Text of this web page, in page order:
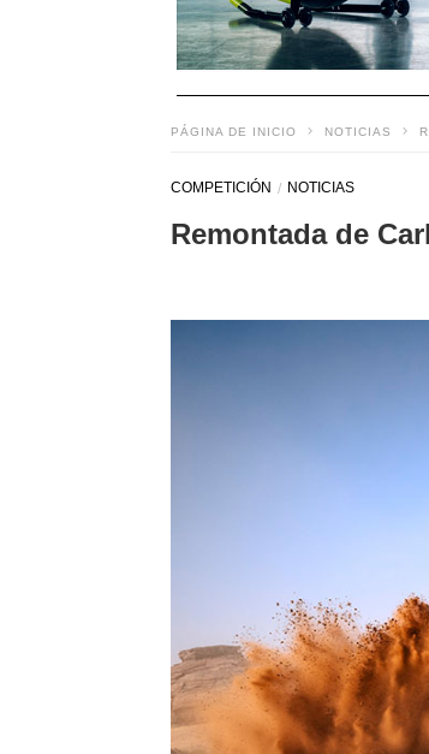
PÁGINA DE INICIO NOTICIAS
COMPETICIÓN NOTICIAS
Remontada de